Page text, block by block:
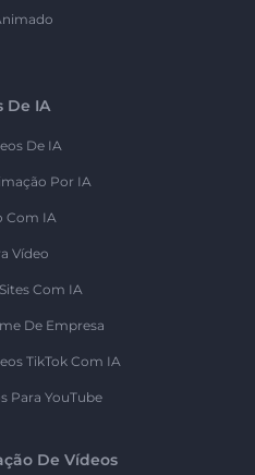
De IA
De IA
Por IA
Com IA
Vídeo
Com IA
De Empresa
TikTok Com IA
Para YouTube
De Vídeos